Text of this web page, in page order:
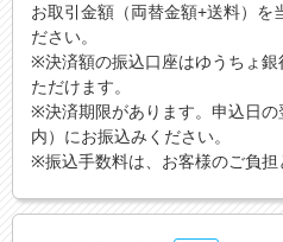
お取引金額（両替金額+送料）を
ださい。
※決済額の振込口座はゆうちょ
ただけます。
※決済期限があります。申込日の
内）にお振込みください。
※振込手数料は、お客様のご負担